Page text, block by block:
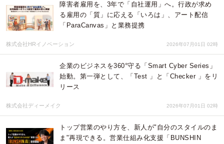
障害者雇用を、3年で「自社運用」へ。行政が求め
る雇用の「質」に応える「いろは」、アート配信
「ParaCanvas」と業務提携
株式会社HRイノベーション 2026年07月01日 02時
企業のビジネスを360°守る「Smart Cyber Series」
始動。第一弾として、「Test 」と「Checker 」をリ
リース
株式会社ディーメイク 2026年07月01日 02時
トップ営業のやり方を、新人が"自分のスタイルのま
ま"再現できる。営業仕組み化支援「BUNSHIN